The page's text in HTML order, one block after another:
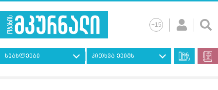
სიახლეები კითხვა ექიმს